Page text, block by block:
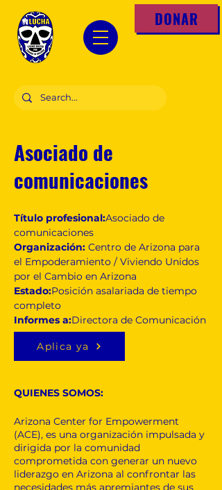
DONAR
Asociado de
comunicaciones
Título profesional:Asociado de
comunicaciones
Organización: Centro de Arizona para
el Empoderamiento / Viviendo Unidos
por el Cambio en Arizona
Estado:Posición asalariada de tiempo
completo
Informes a:Directora de Comunicación
QUIENES SOMOS:
Arizona Center for Empowerment
(ACE), es una organización impulsada y
dirigida por la comunidad
comprometida con generar un nuevo
liderazgo en Arizona al confrontar las
necesidades más apremiantes de sus
Aplica ya